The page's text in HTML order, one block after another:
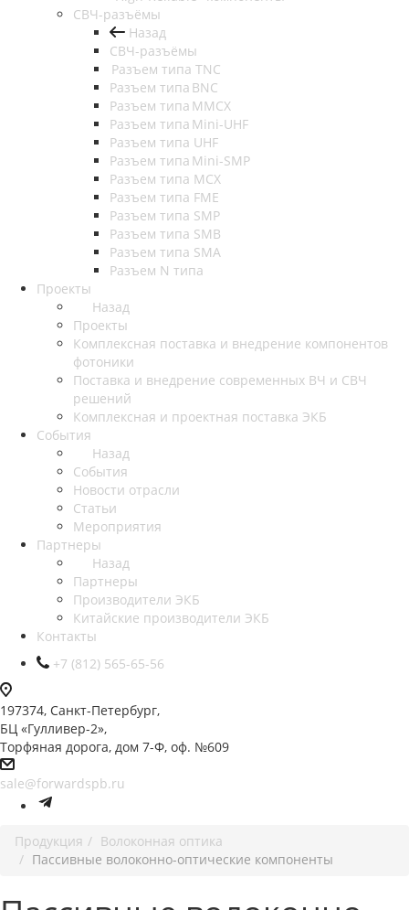
СВЧ-разъёмы
Назад
СВЧ-разъёмы
Разъем типа TNC
Разъем типа BNC
Разъем типа MMCX
Разъем типа Mini-UHF
Разъем типа UHF
Разъем типа Mini-SMP
Разъем типа MCX
Разъем типа FME
Разъем типа SMP
Разъем типа SMB
Разъем типа SMA
Разъем N типа
Проекты
Назад
Проекты
Комплексная поставка и внедрение компонентов
фотоники
Поставка и внедрение современных ВЧ и СВЧ
решений
Комплексная и проектная поставка ЭКБ
События
Назад
События
Новости отрасли
Статьи
Мероприятия
Партнеры
Назад
Партнеры
Производители ЭКБ
Китайские производители ЭКБ
Контакты
+7 (812) 565-65-56
197374, Санкт-Петербург,
БЦ «Гулливер-2»,
Торфяная дорога, дом 7-Ф, оф. №609
sale@forwardspb.ru
Продукция
Волоконная оптика
Пассивные волоконно-оптические компоненты